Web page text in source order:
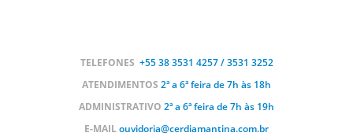
TELEFONES +55 383531 4257 / 3531 3252
ATENDIMENTOS 2ª a 6ª feira de 7h às 18h
ADMINISTRATIVO 2ª a 6ª feira de 7h às 19h
E-MAILouvidoria@cerdiamantina.com.br